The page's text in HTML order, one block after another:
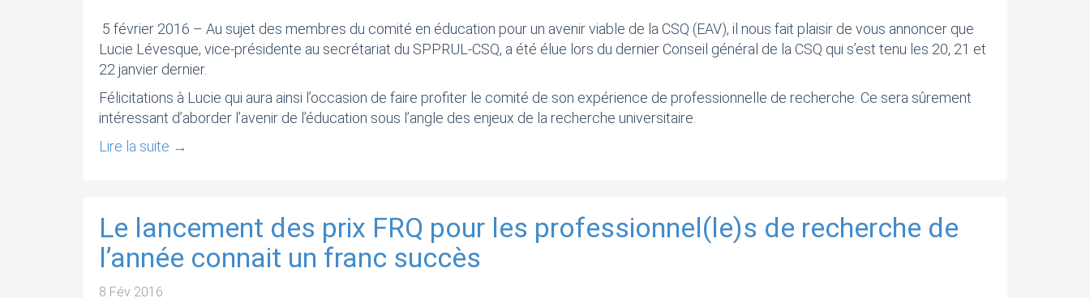
5 février 2016 – Au sujet des membres du comité en éducation pour un avenir viable de la CSQ (EAV), il nous fait plaisir de vous annoncer que
Lucie Lévesque, vice-présidente au secrétariat du SPPRUL-CSQ, a été élue lors du dernier Conseil général de la CSQ qui s’est tenu les 20, 21 et
22 janvier dernier.
Félicitations à Lucie qui aura ainsi l’occasion de faire profiter le comité de son expérience de professionnelle de recherche. Ce sera sûrement
intéressant d’aborder l’avenir de l’éducation sous l’angle des enjeux de la recherche universitaire.
Lire la suite →
Le lancement des prix FRQ pour les professionnel(le)s de recherche de
l’année connait un franc succès
8 Fév 2016